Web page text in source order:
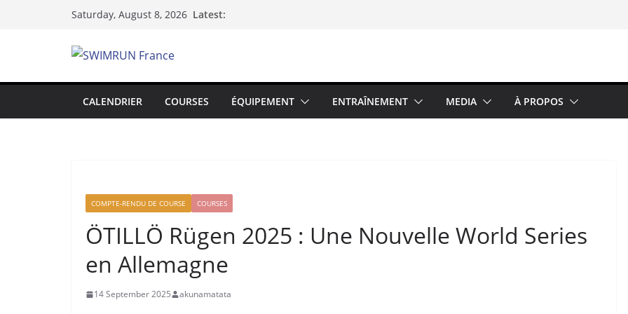
Saturday, August 8, 2026 Latest:
CALENDRIER COURSES ÉQUIPEMENT ENTRAÎNEMENT MEDIA À PROPOS
COMPTE-RENDU DE COURSE COURSES
ÖTILLÖ Rügen 2025 : Une Nouvelle World Series
en Allemagne
14 September 2025 akunamatata